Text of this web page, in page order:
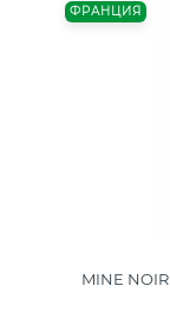
ФРАНЦИЯ
MINE